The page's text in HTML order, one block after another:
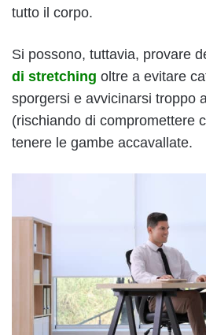
tutto il corpo.
Si possono, tuttavia, provare
di stretching oltre a evitare
sporgersi e avvicinarsi troppo
(rischiando di compromettere
tenere le gambe accavallate.